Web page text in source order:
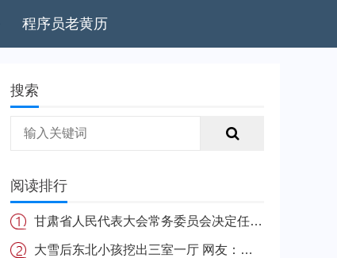
程序员老黄历
搜索
阅读排行
甘肃省人民代表大会常务委员会决定任免名单
大雪后东北小孩挖出三室一厅 网友：南方的娃很羡慕